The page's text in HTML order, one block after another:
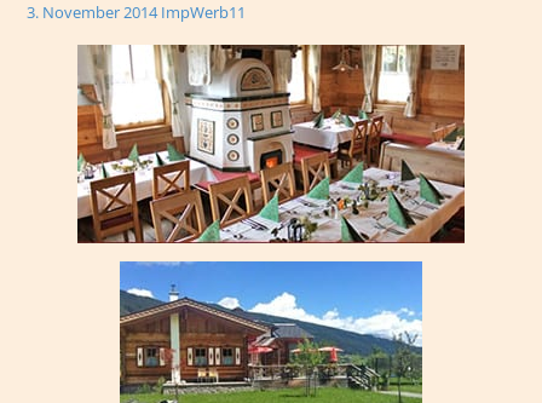
3. November 2014ImpWerb11